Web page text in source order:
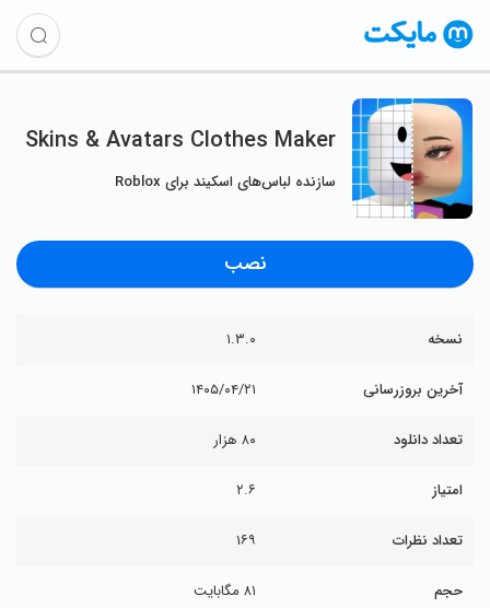
Skins & Avatars Clothes Maker
سازنده لباس‌های اسکیند برای Roblox
نصب
نسخه ۱.۳.۰
آخرین بروزرسانی ۱۴۰۵/۰۴/۲۱
تعداد دانلود ۸۰ هزار
امتیاز ۲.۶
تعداد نظرات ۱۶۹
حجم ۸۱ مگابایت